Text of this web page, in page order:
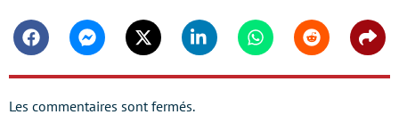
FacebookMessengerTwitter Linkedin WhatsappReddit
Les commentaires sont fermés.